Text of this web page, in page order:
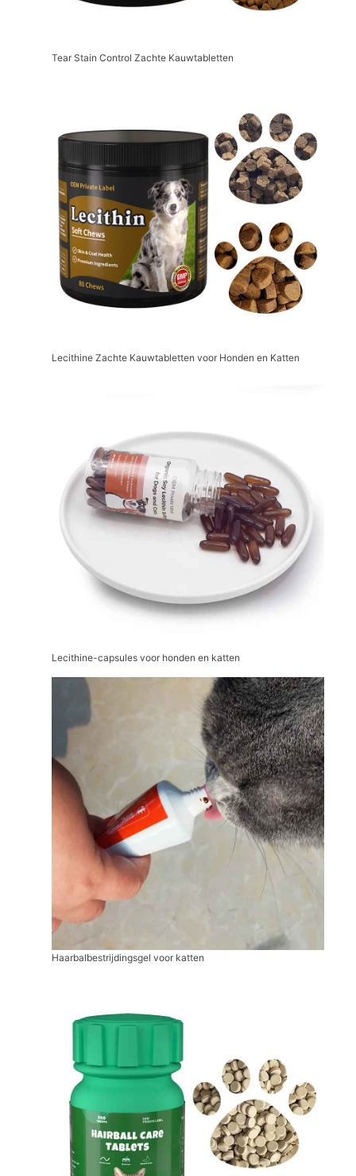
Tear Stain Control Zachte Kauwtabletten
Lecithine Zachte Kauwtabletten voor Honden en Katten
Lecithine-capsules voor honden en katten
Haarbalbestrijdingsgel voor katten